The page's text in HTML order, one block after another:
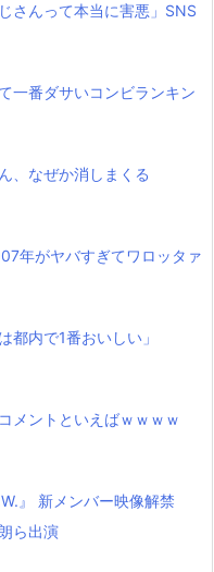
さんって本当に害悪」SNS
一番ダサいコンビランキン
、なぜか消しまくる
年がヤバすぎてワロッタァ
都内で1番おいしい」
メントといえばｗｗｗｗ
』 新メンバー映像解禁
ら出演